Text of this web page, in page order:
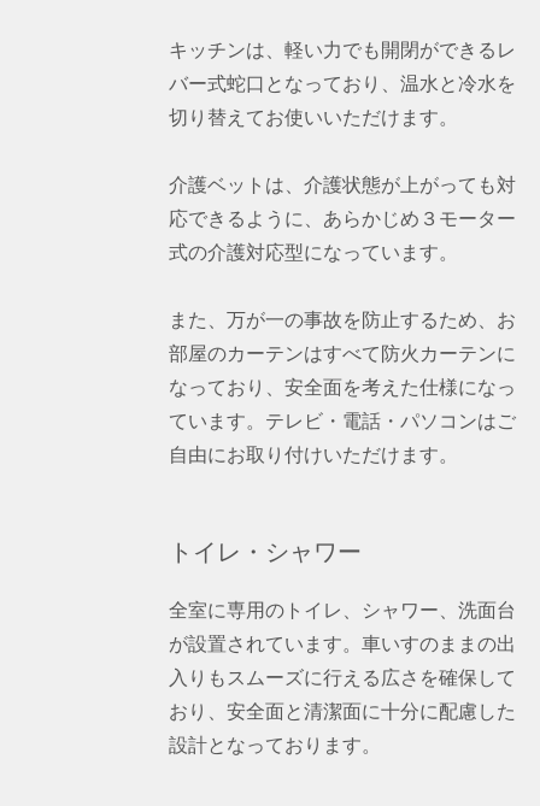
キッチンは、軽い力でも開閉ができるレ
バー式蛇口となっており、温水と冷水を
切り替えてお使いいただけます。
介護ベットは、介護状態が上がっても対
応できるように、あらかじめ３モーター
式の介護対応型になっています。
また、万が一の事故を防止するため、お
部屋のカーテンはすべて防火カーテンに
なっており、安全面を考えた仕様になっ
ています。テレビ・電話・パソコンはご
自由にお取り付けいただけます。
トイレ・シャワー
全室に専用のトイレ、シャワー、洗面台
が設置されています。車いすのままの出
入りもスムーズに行える広さを確保して
おり、安全面と清潔面に十分に配慮した
設計となっております。